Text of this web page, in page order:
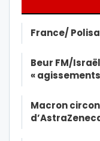
France/
Beur FM/
«
Macron